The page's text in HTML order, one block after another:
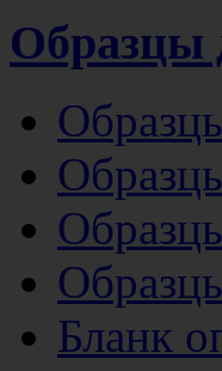
Образцы
Бланк